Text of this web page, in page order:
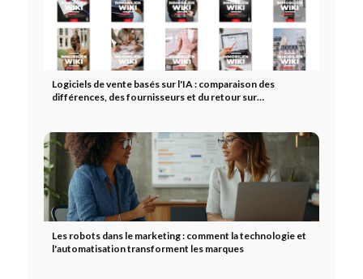
Logiciels de vente basés sur l'IA : comparaison des
différences, des fournisseurs et du retour sur
Les robots dans le marketing : comment la technologie et
l'automatisation transforment les marques